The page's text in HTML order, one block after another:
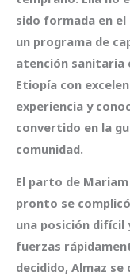
sido formada en
un programa de
atención sanitaria
Etiopía con
experiencia y
convertido en la
comunidad.
El parto de
pronto se
una posición difícil
fuerzas
decidido, Almaz se